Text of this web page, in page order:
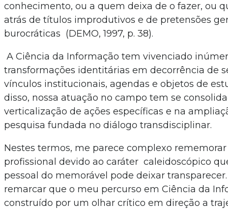
conhecimento, ou a quem deixa de o fazer, ou
atrás de títulos improdutivos e de pretensões
burocráticas (DEMO, 1997, p. 38).
A Ciência da Informação tem vivenciado
transformações identitárias em decorrência de
vínculos institucionais, agendas e objetos de
disso, nossa atuação no campo tem se
verticalização de ações específicas e na
pesquisa fundada no diálogo transdisciplinar.
Nestes termos, me parece complexo
profissional devido ao caráter caleidoscópico
pessoal do memorável pode deixar
remarcar que o meu percurso em Ciência da
construído por um olhar crítico em direção a